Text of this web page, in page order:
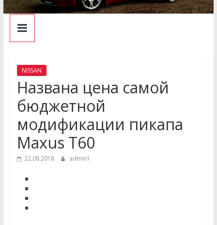
NISSAN
Названа цена самой
бюджетной
модификации пикапа
Maxus Т60
22.08.2018 admin1